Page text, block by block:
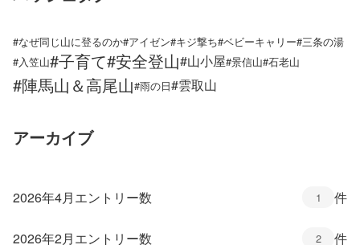
#なぜ同じ山に登るのか#アイゼン#キジ撃ち#ベビーキャリー#三条の湯
#入笠山#子育て#安全登山#山小屋#景信山#石老山
#陣馬山＆高尾山#雨の日#雲取山
アーカイブ
2026年4月エントリー数 1 件
2026年2月エントリー数 2 件